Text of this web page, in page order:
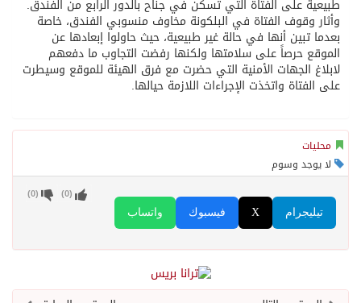
طبيعية على الفتاة التي تسكن في جناح بالدور الرابع من الفندق.
وأثار وقوف الفتاة في البلكونة مخاوف منسوبي الفندق، خاصة
بعدما تبين أنها في حالة غير طبيعية، حيث حاولوا إبعادها عن
الموقع حرصاً على سلامتها ولكنها رفضت التجاوب ما دفعهم
لابلاغ الجهات الأمنية التي حضرت مع فرق الهيئة للموقع وسيطرت
على الفتاة واتخذت الإجراءات اللازمة حيالها.
محليات
لا يوجد وسوم
واتساب فيسبوك X تيليجرام
(
0
) (
0
)